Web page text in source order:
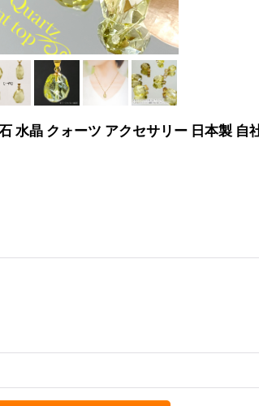
晶 クォーツ アクセサリー 日本製 自